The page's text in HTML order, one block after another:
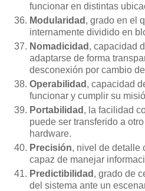
funcionar en distintas
Modularidad , grado en el
internamente dividido en
Nomadicidad , capacidad
adaptarse de forma
desconexión por cambio
Operabilidad , capacidad
funcionar y cumplir su
Portabilidad , la facilidad
puede ser transferido a
hardware.
Precisión, nivel de detalle
capaz de manejar
Predictibilidad , grado de
del sistema ante un